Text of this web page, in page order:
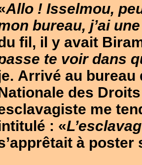
Allo ! Isselmou,
bureau, j’ai
fil, il y avait
te voir dans
Arrivé au bureau
des Droits
me
: «
à